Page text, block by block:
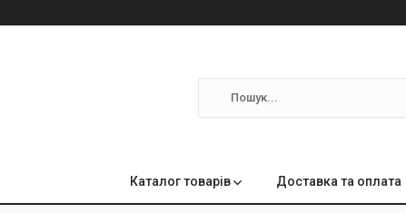
Каталог товарів Доставка та оплата